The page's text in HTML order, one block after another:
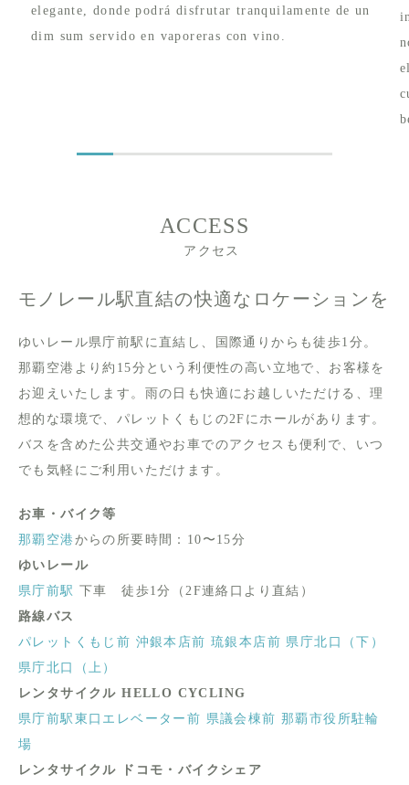
elegante, donde podrá disfrutar tranquilamente de un
dim sum servido en vaporeras con vino.
ACCESS
アクセス
モノレール駅直結の快適なロケーションを
ゆいレール県庁前駅に直結し、国際通りからも徒歩1分。
那覇空港より約15分という利便性の高い立地で、お客様を
お迎えいたします。雨の日も快適にお越しいただける、理
想的な環境で、パレットくもじの2Fにホールがあります。
バスを含めた公共交通やお車でのアクセスも便利で、いつ
でも気軽にご利用いただけます。
お車・バイク等
那覇空港からの所要時間：10〜15分
ゆいレール
県庁前駅 下車 徒歩1分（2F連絡口より直結）
路線バス
パレットくもじ前 沖銀本店前 琉銀本店前 県庁北口（下）
県庁北口（上）
レンタサイクル HELLO CYCLING
県庁前駅東口エレベーター前 県議会棟前 那覇市役所駐輪
場
レンタサイクル ドコモ・バイクシェア